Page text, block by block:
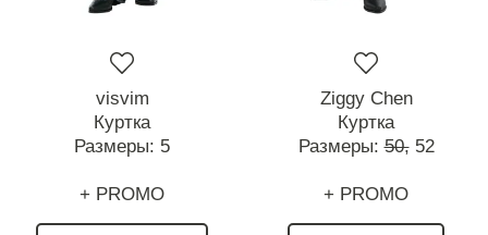
visvim
Куртка
Размеры: 5
+ PROMO
Ziggy Chen
Куртка
Размеры:50, 52
+ PROMO